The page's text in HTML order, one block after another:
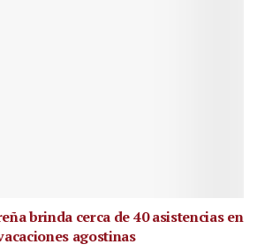
brinda cerca de 40 asistencias en
agostinas